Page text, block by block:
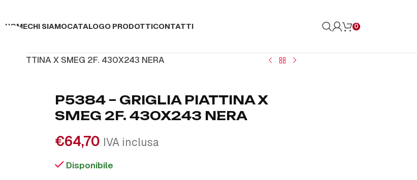
HOMECHI SIAMOCATALOGO PRODOTTICONTATTI 0
PIATTINA X SMEG 2F. 430X243 NERA
P5384 – GRIGLIA PIATTINA X
SMEG 2F. 430X243 NERA
€64,70 IVA inclusa
Disponibile